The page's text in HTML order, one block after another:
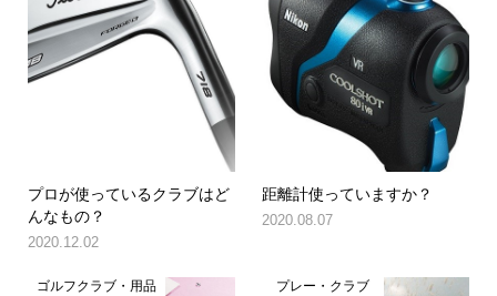
プロが使っているクラブはど
んなもの？
2020.12.02
距離計使っていますか？
2020.08.07
ゴルフクラブ・用品 プレー・クラブ